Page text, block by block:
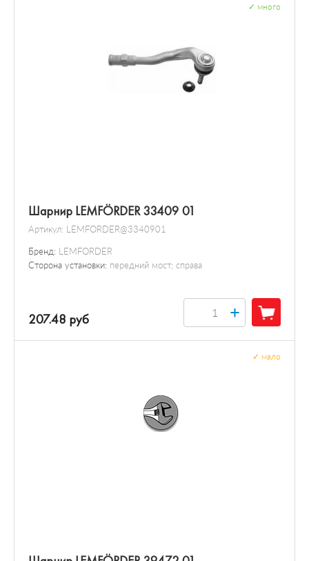
Шарнир LEMFÖRDER 33409 01
Артикул: LEMFORDER@3340901
Бренд: LEMFORDER
Сторона установки: передний мост; справа
много
207.48 руб +
мало